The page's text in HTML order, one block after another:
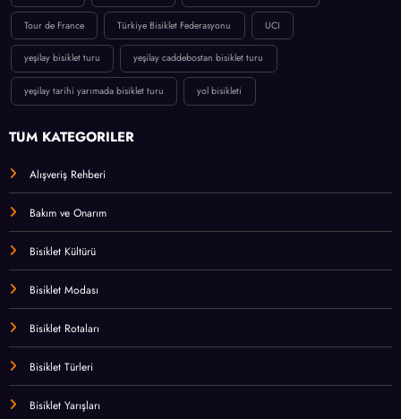
Tour de France Türkiye Bisiklet Federasyonu UCI
yeşilay bisiklet turu yeşilay caddebostan bisiklet turu
yeşilay tarihi yarımada bisiklet turu yol bisikleti
TÜM KATEGORİLER
Alışveriş Rehberi
Bakım ve Onarım
Bisiklet Kültürü
Bisiklet Modası
Bisiklet Rotaları
Bisiklet Türleri
Bisiklet Yarışları